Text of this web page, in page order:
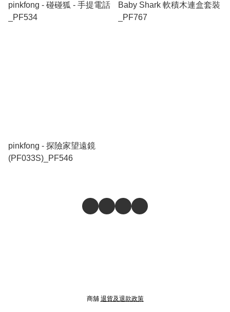
pinkfong - 碰碰狐 - 手提電話
_PF534
Baby Shark 軟積木連盒套裝
_PF767
pinkfong - 探險家望遠鏡
(PF033S)_PF546
商舖 退貨及退款政策